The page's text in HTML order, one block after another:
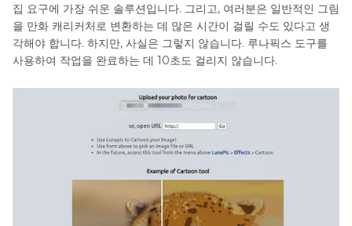
집 요구에 가장 쉬운 솔루션입니다. 그리고, 여러분은 일반적인 그림
을 만화 캐리커처로 변환하는 데 많은 시간이 걸릴 수도 있다고 생
각해야 합니다. 하지만, 사실은 그렇지 않습니다. 루나픽스 도구를
사용하여 작업을 완료하는 데 10초도 걸리지 않습니다.